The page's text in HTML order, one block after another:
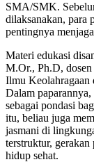
SMA/SMK.
dilaksanakan, para
pentingnya
Materi edukasi
M.Or., Ph.D,
Ilmu Keolahragaan
Dalam
sebagai pondasi
itu, beliau juga
jasmani di
terstruktur, gerakan
hidup sehat.